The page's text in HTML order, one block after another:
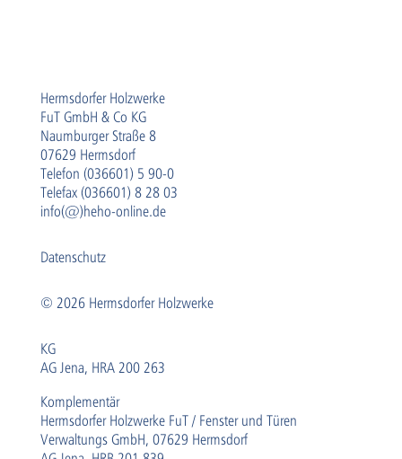
Hermsdorfer Holzwerke
FuT GmbH & Co KG
Naumburger Straße 8
07629 Hermsdorf
Telefon (036601) 5 90-0
Telefax (036601) 8 28 03
info(@)heho-online.de
Datenschutz
© 2026 Hermsdorfer Holzwerke
KG
AG Jena, HRA 200 263
Komplementär
Hermsdorfer Holzwerke FuT / Fenster und Türen
Verwaltungs GmbH, 07629 Hermsdorf